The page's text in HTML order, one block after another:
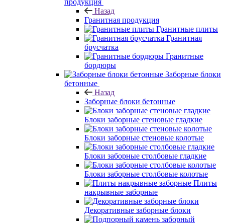
продукция
Назад
Гранитная продукция
Гранитные плиты
Гранитная
брусчатка
Гранитные
бордюры
Заборные блоки
бетонные
Назад
Заборные блоки бетонные
Блоки заборные стеновые гладкие
Блоки заборные стеновые колотые
Блоки заборные столбовые гладкие
Блоки заборные столбовые колотые
Плиты
накрывные заборные
Декоративные заборные блоки